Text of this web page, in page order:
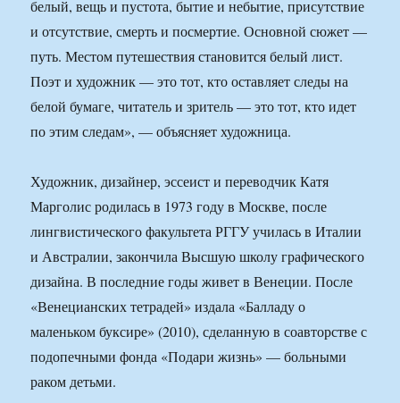
белый, вещь и пустота, бытие и небытие, присутствие
и отсутствие, смерть и посмертие. Основной сюжет —
путь. Местом путешествия становится белый лист.
Поэт и художник — это тот, кто оставляет следы на
белой бумаге, читатель и зритель — это тот, кто идет
по этим следам», — объясняет художница.
Художник, дизайнер, эссеист и переводчик Катя
Марголис родилась в 1973 году в Москве, после
лингвистического факультета РГГУ училась в Италии
и Австралии, закончила Высшую школу графического
дизайна. В последние годы живет в Венеции. После
«Венецианских тетрадей» издала «Балладу о
маленьком буксире» (2010), сделанную в соавторстве с
подопечными фонда «Подари жизнь» — больными
раком детьми.